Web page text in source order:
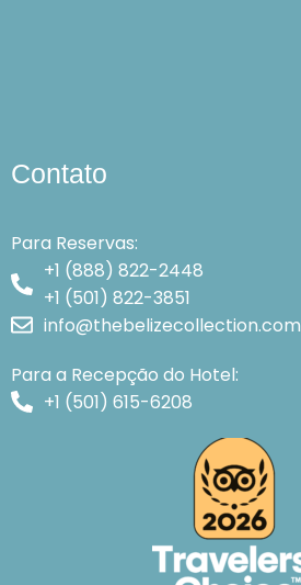
Contato
Para Reservas:
+1 (888) 822-2448
+1 (501) 822-3851
info@thebelizecollection.com
Para a Recepção do Hotel:
+1 (501) 615-6208